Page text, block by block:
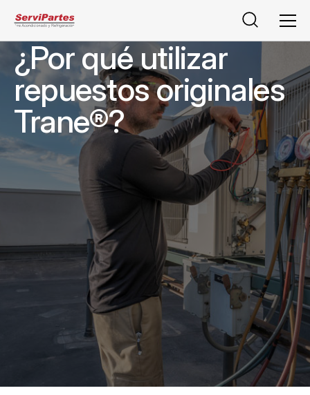
Buscar
¿Por qué utilizar
repuestos originales
Trane®?